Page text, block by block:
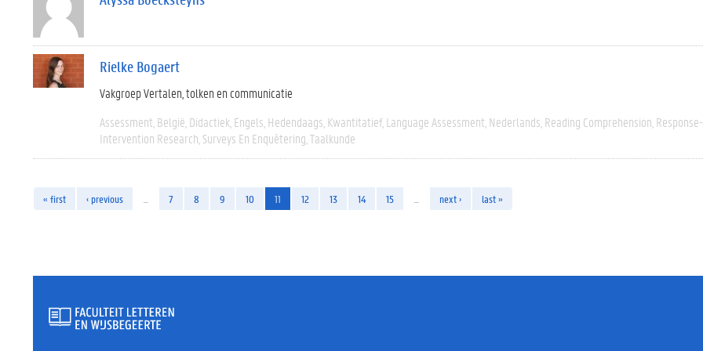
Rielke Bogaert
Vakgroep Vertalen, tolken en communicatie
Assessment België Didactiek Engels Hedendaags Kwantitatief Language Assessment Nederlands Reading Comprehension
Intervention Research Surveys En Enquêtering Taalkunde
« first ‹ previous 7 8 9 10 11 12 13 14 15 next › last »